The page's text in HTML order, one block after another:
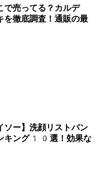
で売ってる？カルデ
を徹底調査！通販の最
ソー】洗顔リストバン
キング10選！効果な